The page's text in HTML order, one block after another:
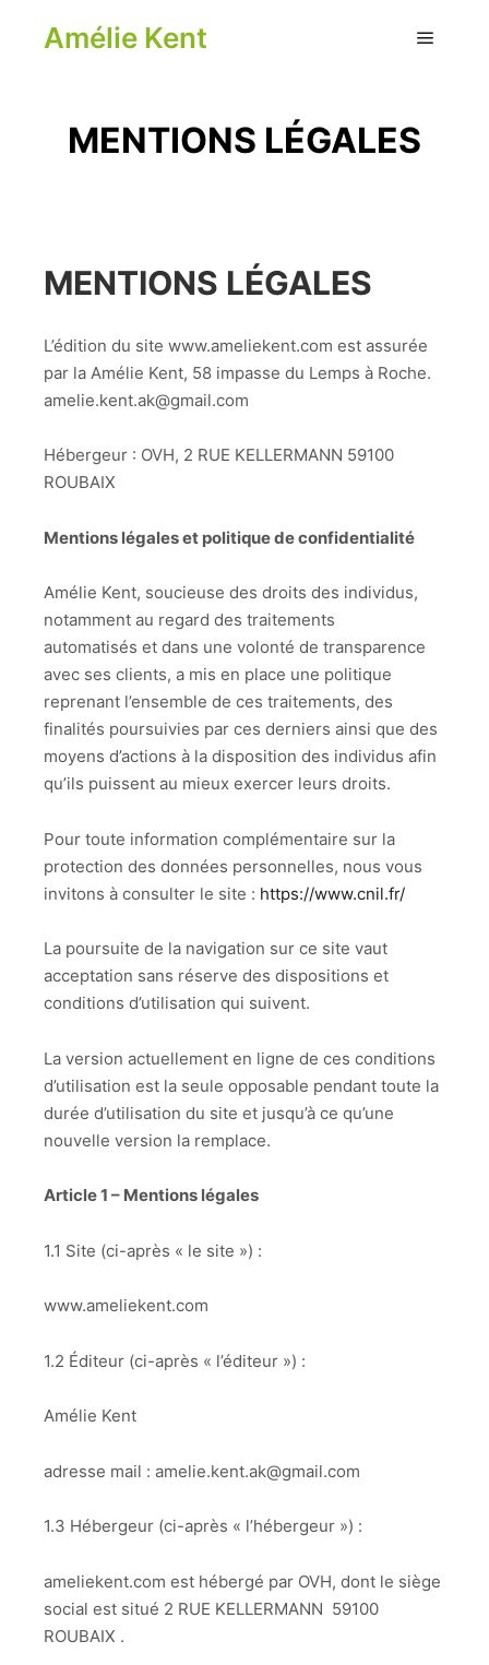
Amélie Kent
MENTIONS LÉGALES
MENTIONS LÉGALES
L’édition du site www.ameliekent.com est assurée
par la Amélie Kent, 58 impasse du Lemps à Roche.
amelie.kent.ak@gmail.com
Hébergeur : OVH, 2 RUE KELLERMANN 59100
ROUBAIX
Mentions légales et politique de confidentialité
Amélie Kent, soucieuse des droits des individus,
notamment au regard des traitements
automatisés et dans une volonté de transparence
avec ses clients, a mis en place une politique
reprenant l’ensemble de ces traitements, des
finalités poursuivies par ces derniers ainsi que des
moyens d’actions à la disposition des individus afin
qu’ils puissent au mieux exercer leurs droits.
Pour toute information complémentaire sur la
protection des données personnelles, nous vous
invitons à consulter le site : https://www.cnil.fr/
La poursuite de la navigation sur ce site vaut
acceptation sans réserve des dispositions et
conditions d’utilisation qui suivent.
La version actuellement en ligne de ces conditions
d’utilisation est la seule opposable pendant toute la
durée d’utilisation du site et jusqu’à ce qu’une
nouvelle version la remplace.
Article 1 – Mentions légales
1.1 Site (ci-après « le site ») :
www.ameliekent.com
1.2 Éditeur (ci-après « l’éditeur ») :
Amélie Kent
adresse mail : amelie.kent.ak@gmail.com
1.3 Hébergeur (ci-après « l’hébergeur ») :
ameliekent.com est hébergé par OVH, dont le siège
social est situé 2 RUE KELLERMANN 59100
ROUBAIX .